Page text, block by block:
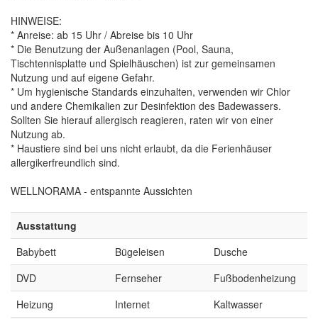
HINWEISE:
* Anreise: ab 15 Uhr / Abreise bis 10 Uhr
* Die Benutzung der Außenanlagen (Pool, Sauna,
Tischtennisplatte und Spielhäuschen) ist zur gemeinsamen
Nutzung und auf eigene Gefahr.
* Um hygienische Standards einzuhalten, verwenden wir Chlor
und andere Chemikalien zur Desinfektion des Badewassers.
Sollten Sie hierauf allergisch reagieren, raten wir von einer
Nutzung ab.
* Haustiere sind bei uns nicht erlaubt, da die Ferienhäuser
allergikerfreundlich sind.
WELLNORAMA - entspannte Aussichten
Ausstattung
Babybett
Bügeleisen
Dusche
DVD
Fernseher
Fußbodenheizung
Heizung
Internet
Kaltwasser